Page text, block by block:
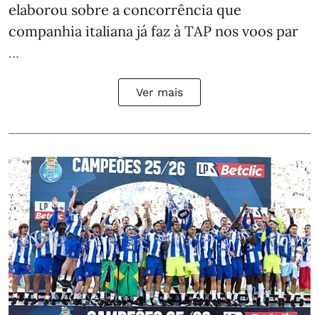
elaborou sobre a concorrência que
companhia italiana já faz à TAP nos voos par
...
Ver mais